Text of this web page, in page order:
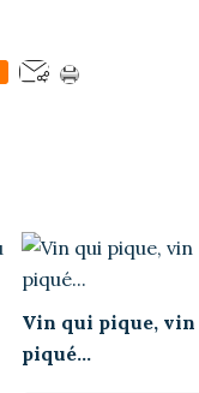
Vin qui pique, vin
piqué...